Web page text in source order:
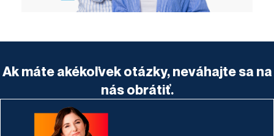
Ak máte akékoľvek otázky, neváhajte sa na
nás obrátiť.